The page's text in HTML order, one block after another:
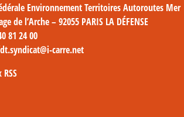
Environnement Territoires Autoroutes Mer
de l’Arche – 92055 PARIS LA DÉFENSE
81 24 00
carre.net
RSS